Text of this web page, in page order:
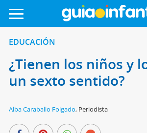
EDUCACIÓN
¿Tienen los niños y
un sexto sentido?
Alba Caraballo Folgado, Periodista